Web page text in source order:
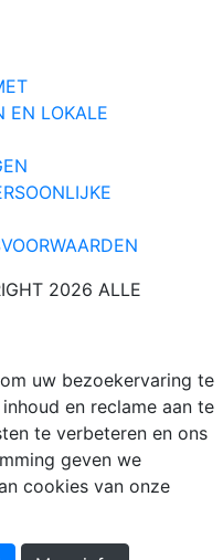
EN LOKALE
2026 ALLE
uw bezoekervaring te
en reclame aan te
te verbeteren en ons
geven we
cookies van onze